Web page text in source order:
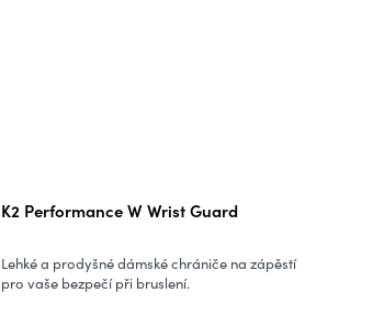
K2 Performance W Wrist Guard
Lehké a prodyšné dámské chrániče na zápěstí
pro vaše bezpečí při bruslení.